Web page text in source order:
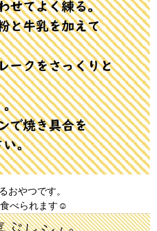
おやつです。
べられます☺​